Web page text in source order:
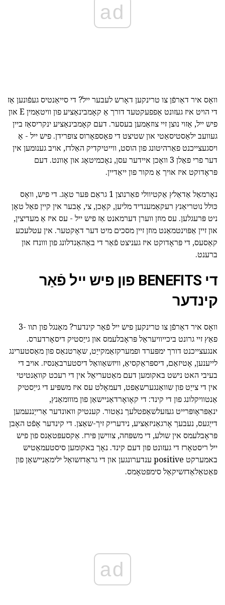
ad
וואָס איר דאַרפֿן צו טרינקען דאָרש לעבער ייל? די סייאַנטיס געפֿונען אַז
די הויט איז געזונט אַפפעקטעד דורך אַ קאָמבינאַציע פון וויטאַמין E און
פיש ייל, אַזוי נוצן זיי צוזאַמען בעסער. דעם קאָמבינאַציע ינקריסאַז ביין
געוועב ילאַסטיסאַטי און שטיצט די פאָספאָרוס צופרידן. פיש ייל - אַ
ויסגעצייכנט פאַרהיטונג פון הוסט, ווייטיקדיק האַלדז, אויב גענומען אין
דער פרי פאַלן 3 וואָכן איידער עסן, נאָכמיטאָג און אָוונט. דעם
פּראָדוקט איז אויך אַ מקור פון ייאַדיין.
נאָרמאַל אַדאַלץ אַקטיוולי פאַרנוצן 1 גראַם פּער טאָג. די פיש, וואָס
כּולל נוטריאַנץ רעקאַמענדיד מליען, קאָכן, צי, אָבער אין קיין פאַל טאָן
ניט פּרעגלען. עס מוזן ווערן דערמאנט אַז פיש ייל - עס איז אַ מעדיצין,
און זיין אַפּוינטמאַנט מוזן זיין מסכים מיט דער דאָקטער. אין עטלעכע
קאַסעס, די פּראָדוקט איז געניצט פֿאַר די באַהאַנדלונג פון ווונדז און
ברענט.
די BENEFITS פון פיש ייל פֿאַר
קינדער
וואָס איר דאַרפֿן צו טרינקען פיש ייל פֿאַר קינדער? מאַנגל פון תוו -3
פאַץ זיי גרונט ביכייוויעראַל פּראָבלעמס און גייַסטיק דיסאָרדערס.
אנגעצייכנט דורך ימפּערד ופמערקזאַמקייַט, שאָרטנאַס פון מאַסטערינג
לייענען, אָטיזאַם, דיספּראַקסיאַ, וויזשאַוואַל דיסטערבאַנסיז. אויב די
בעיבי האט נישט באקומען דעם מאַטעריאַל אין די רעכט קוואַנטיטי
אין די צייַט פון שוואַנגערשאַפט, דעמאָלט עס איז משפּיע די גייַסטיק
אַנטוויקלונג פון די קינד: די קאָואָרדאַניישאַן פון מווומאַנץ,
ינאַפּראָופּרייט געזעלשאַפטלעך נאַטור. קענטיק וואונדער אַרייַננעמען
דייַגעס, נעבעך אָרגאַניזאַציע, נידעריק זיך-שאַצן. די קינדער אָפֿט האָבן
פּראָבלעמס אין שולע, די משפּחה, צווישן פּירז. אַקסעפּטאַנס פון פיש
ייל ריסטאָרז די געזונט פון דעם קינד. נאָך באקומען סיסטעמאַטיש
באמערקט positive ענדערונגען און די גראַדזשואַל ילימאַניישאַן פון
פּאַטאַלאַדזשיקאַל סימפּטאָמס.
ad